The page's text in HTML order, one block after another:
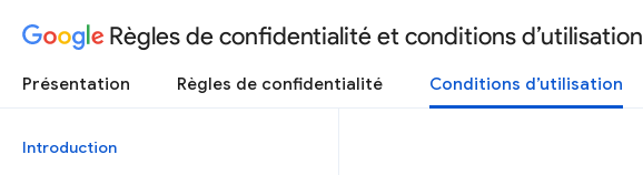
Règles de confidentialité et conditions d’utilisation
Présentation Règles de confidentialité Conditions d’utilisation
Introduction